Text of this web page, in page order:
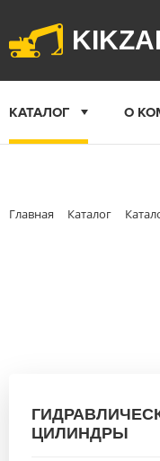
КАТАЛОГ О
Главная Каталог
ЦИЛИНДРЫ